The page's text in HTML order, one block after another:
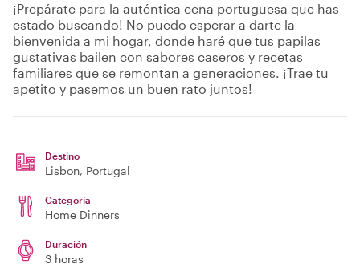
¡Prepárate para la auténtica cena portuguesa que has
estado buscando! No puedo esperar a darte la
bienvenida a mi hogar, donde haré que tus papilas
gustativas bailen con sabores caseros y recetas
familiares que se remontan a generaciones. ¡Trae tu
apetito y pasemos un buen rato juntos!
Destino
Lisbon, Portugal
Categoría
Home Dinners
Duración
3 horas